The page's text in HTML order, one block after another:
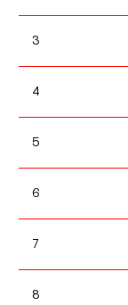
3
4
5
6
7
8